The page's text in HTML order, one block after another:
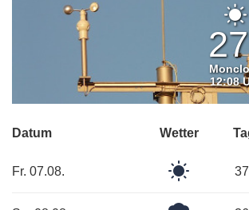
12:08
Datum Wetter
Fr. 07.08.